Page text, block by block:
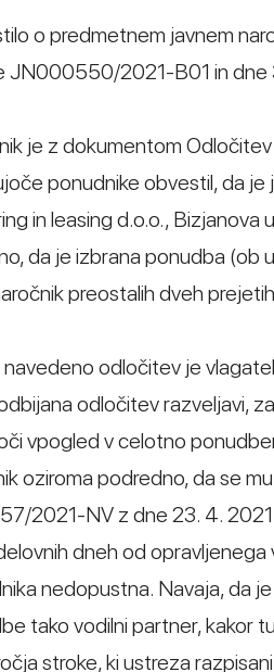
o predmetnem javnem
JN000550/2021-B01 in dne
je z dokumentom
ponudnike obvestil, da je
in leasing d.o.o.,
da je izbrana ponudba (ob
preostalih dveh
odločitev je
odločitev razveljavi,
vpogled v celotno
oziroma podredno, da se
2021-NV z dne 23. 4.
dneh od
nedopustna. Navaja, da
tako vodilni partner, kakor
stroke, ki ustreza